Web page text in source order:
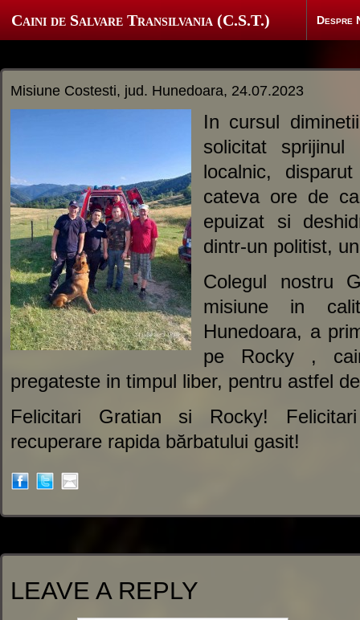
Misiune Costesti, jud. Hunedoara, 24.07.2023
In cursul
solicitat
localnic,
cateva ore de
epuizat si
dintr-un politist,
Colegul nostru
misiune in
Hunedoara, a
pe Rocky ,
pregateste in timpul liber, pentru astfel
Felicitari Gratian si Rocky!
recuperare rapida bărbatului gasit!
LEAVE A REPLY
Despre
Caini de Salvare Transilvania (C.S.T.)